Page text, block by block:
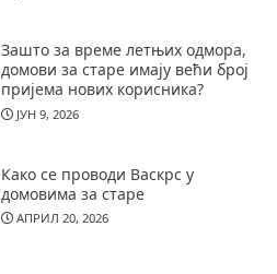
Зашто за време летњих одмора,
домови за старе имају већи број
пријема нових корисника?
ЈУН 9, 2026
Како се проводи Васкрс у
домовима за старе
АПРИЛ 20, 2026